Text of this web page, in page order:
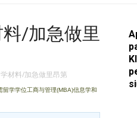
/加急做里
材料/加急做里昂第
留学学位工商与管理(MBA)信息学和